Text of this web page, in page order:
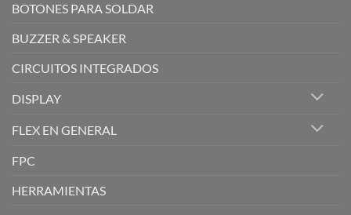
BOTONES PARA SOLDAR
BUZZER & SPEAKER
CIRCUITOS INTEGRADOS
DISPLAY
FLEX EN GENERAL
FPC
HERRAMIENTAS